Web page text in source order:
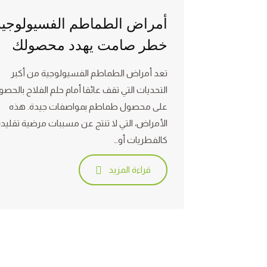
أمراض الطماطم
خطر صامت يهدد محصولك
تعد أمراض الطماطم الفسيولوجية من أكبر
التحديات التي تقف عائقا أمام حلم الفلاح
على محصول طماطم بمواصفات جيدة. هذه
الأمراض، التي لا تنتج عن مسببات مرضية
كالفطريات أو…
قراءة المزيد